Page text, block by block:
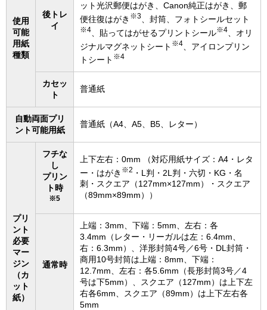
使用
可能
用紙
種類
後トレ
イ
ット光沢郵便はがき、Canon純正はがき、郵
便往復はがき ※3 、封筒、フォトシールセット
※4 、貼ってはがせるプリントシール※4
、オリ
ジナルマグネットシート ※4
、アイロンプリン
トシート ※4
カセッ
ト
普通紙
自動両面プリ
ント可能用紙
普通紙（A4、A5、B5、レター）
プリ
ント
必要
マー
ジン
（カ
ット
紙）
フチな
し
プリン
ト時
※5
上下左右：0mm （対応用紙サイズ：A4・レタ
ー・はがき ※2 ・L判・2L判・六切・KG・名
刺・スクエア（127mm×127mm）・スクエア
（89mm×89mm））
通常時
上端：3mm、下端：5mm、左右：各
3.4mm（レター・リーガルは左：6.4mm、
右：6.3mm）、洋形封筒4号／6号・DL封筒・
商用10号封筒は上端：8mm、下端：
12.7mm、左右：各5.6mm（長形封筒3号／4
号は下5mm）、スクエア（127mm）は上下左
右各6mm、スクエア（89mm）は上下左右各
5mm